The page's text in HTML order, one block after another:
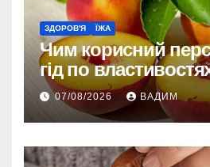
ЗДОРОВ'Я ЇЖА
Чим корисний
гід по
впливі на організм
07/08/2026 ВАДИМ